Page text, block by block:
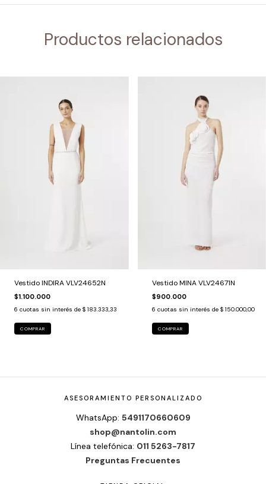
Productos relacionados
Vestido INDIRA VLV24652N
$1.100.000
6 cuotas sin interés de $ 183.333,33
COMPRAR
Vestido MINA VLV24671N
$900.000
6 cuotas sin interés de $ 150.000,00
COMPRAR
ASESORAMIENTO PERSONALIZADO
WhatsApp: 5491170660609
shop@nantolin.com
Línea telefónica: 011 5263-7817
Preguntas Frecuentes